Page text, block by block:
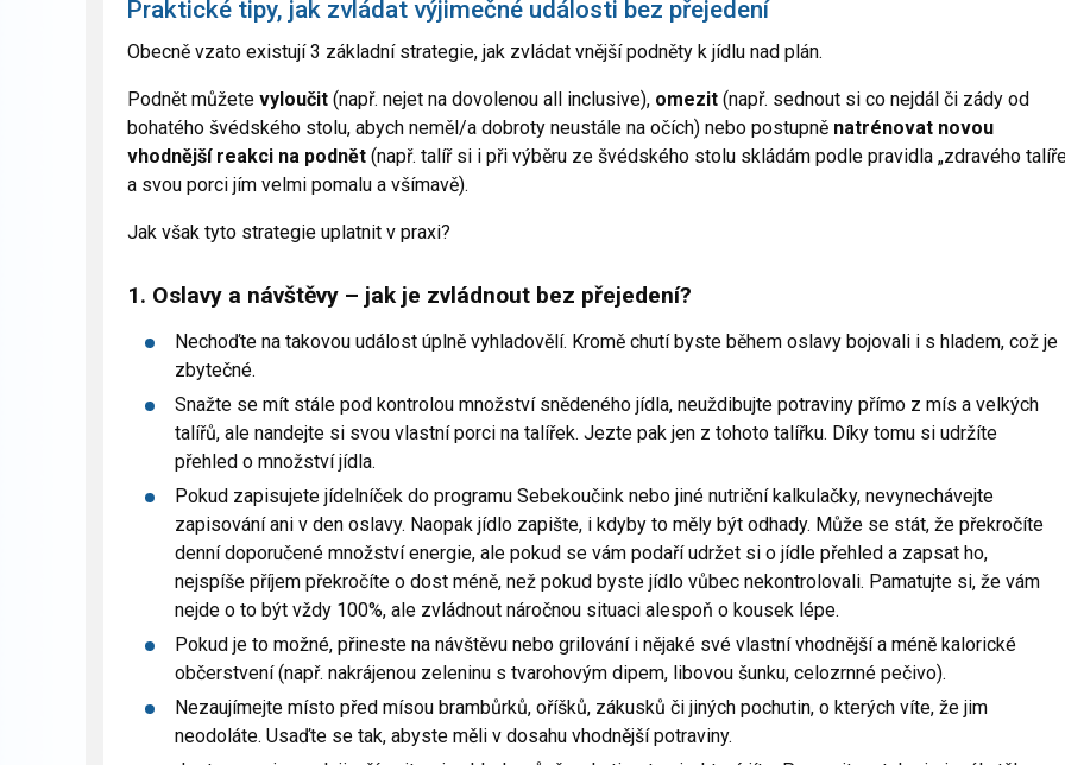
Praktické tipy, jak zvládat výjimečné události bez přejedení
Obecně vzato existují 3 základní strategie, jak zvládat vnější podněty k jídlu nad plán.
Podnět můžete vyloučit (např. nejet na dovolenou all inclusive), omezit (např. sednout si co nejdál či zády od
bohatého švédského stolu, abych neměl/a dobroty neustále na očích) nebo postupně natrénovat novou
vhodnější reakci na podnět (např. talíř si i při výběru ze švédského stolu skládám podle pravidla „zdravého
a svou porci jím velmi pomalu a všímavě).
Jak však tyto strategie uplatnit v praxi?
1. Oslavy a návštěvy – jak je zvládnout bez přejedení?
Nechoďte na takovou událost úplně vyhladovělí. Kromě chutí byste během oslavy bojovali i s hladem, což je
zbytečné.
Snažte se mít stále pod kontrolou množství snědeného jídla, neuždibujte potraviny přímo z mís a velkých
talířů, ale nandejte si svou vlastní porci na talířek. Jezte pak jen z tohoto talířku. Díky tomu si udržíte
přehled o množství jídla.
Pokud zapisujete jídelníček do programu Sebekoučink nebo jiné nutriční kalkulačky, nevynechávejte
zapisování ani v den oslavy. Naopak jídlo zapište, i kdyby to měly být odhady. Může se stát, že překročíte
denní doporučené množství energie, ale pokud se vám podaří udržet si o jídle přehled a zapsat ho,
nejspíše příjem překročíte o dost méně, než pokud byste jídlo vůbec nekontrolovali. Pamatujte si, že vám
nejde o to být vždy 100%, ale zvládnout náročnou situaci alespoň o kousek lépe.
Pokud je to možné, přineste na návštěvu nebo grilování i nějaké své vlastní vhodnější a méně kalorické
občerstvení (např. nakrájenou zeleninu s tvarohovým dipem, libovou šunku, celozrnné pečivo).
Nezaujímejte místo před mísou brambůrků, oříšků, zákusků či jiných pochutin, o kterých víte, že jim
neodoláte. Usaďte se tak, abyste měli v dosahu vhodnější potraviny.